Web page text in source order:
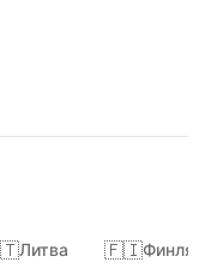
Литва 🇫🇮